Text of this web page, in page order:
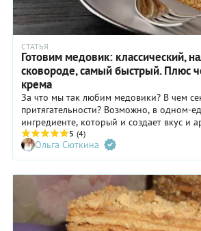
СТАТЬЯ
Готовим медовик: классический,
сковороде, самый быстрый. Плюс
крема
За что мы так любим медовики? В чем
притягательности? Возможно, в одном-
ингредиенте, который и создает вкус и
другой выпечки. Это мед! А еще секрет
генетически заложенный, веками
5 (4)
Ольга Сюткина